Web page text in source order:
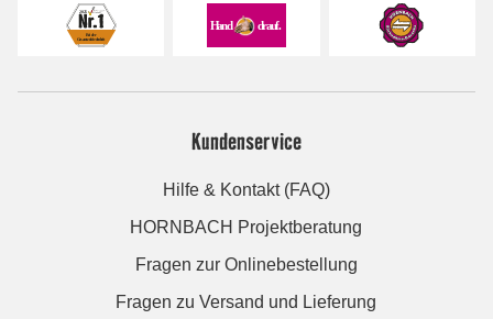
Kundenservice
Hilfe & Kontakt (FAQ)
HORNBACH Projektberatung
Fragen zur Onlinebestellung
Fragen zu Versand und Lieferung